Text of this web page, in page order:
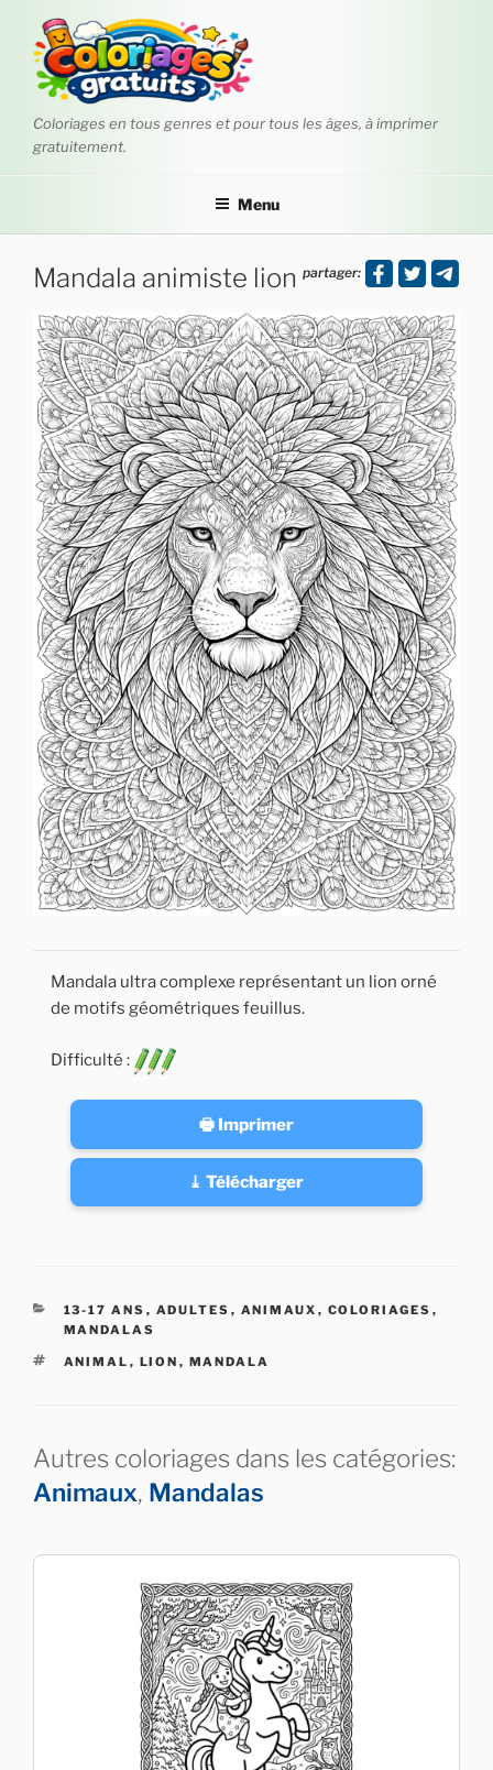
contenu
principal
Coloriages en tous genres et pour tous les âges, à imprimer
gratuitement.
Menu
Mandala animiste lion partager:
Mandala ultra complexe représentant un lion orné
de motifs géométriques feuillus.
Difficulté :
🖶 Imprimer
⤓ Télécharger
CATÉGORIES
13-17 ANS , ADULTES , ANIMAUX , COLORIAGES ,
MANDALAS
ÉTIQUETTES
ANIMAL , LION , MANDALA
Autres coloriages dans les catégories:
Animaux, Mandalas